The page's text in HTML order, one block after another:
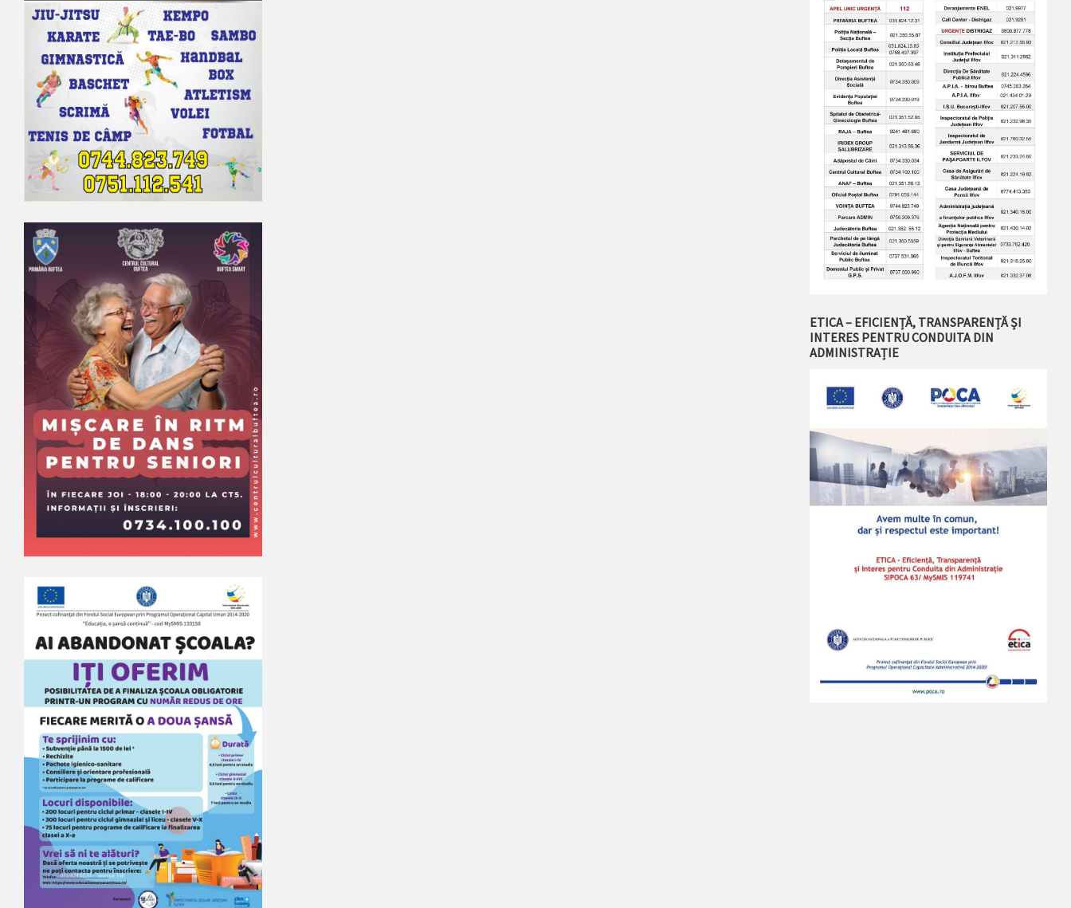
ETICA – EFICIENȚĂ, TRANSPARENȚĂ ȘI
INTERES PENTRU CONDUITA DIN
ADMINISTRAȚIE